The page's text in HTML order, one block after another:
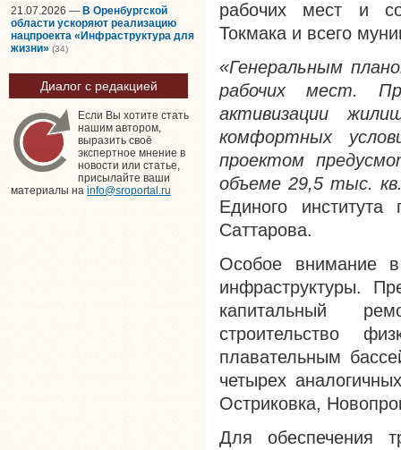
21.07.2026 — В Оренбургской
области ускоряют реализацию
нацпроекта «Инфраструктура для
жизни» (34)
Диалог с редакцией
Если Вы хотите стать
нашим автором,
выразить своё
экспертное мнение в
новости или статье,
присылайте ваши
материалы на info@sroportal.ru
рабочих мест и
Токмака и всего
«Генеральным
рабочих мест.
активизации
комфортных
проектом
объеме 29,5 тыс.
Единого
Саттарова.
Особое внимание в
инфраструктуры.
капитальный
строительство
плавательным
четырех
Остриковка,
Для обеспечения